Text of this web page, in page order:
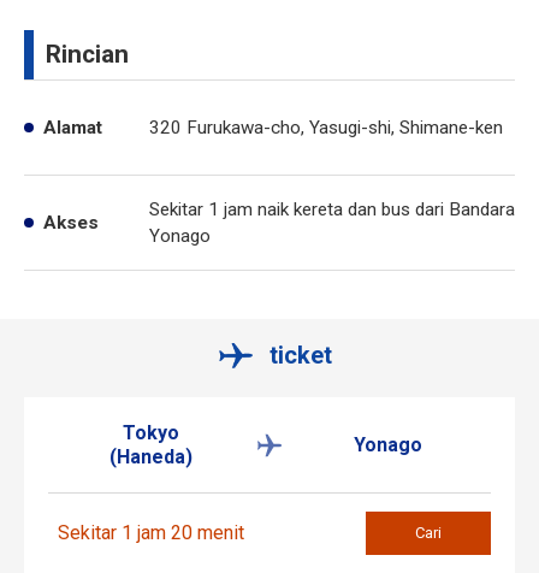
Rincian
Alamat 320 Furukawa-cho, Yasugi-shi, Shimane-ken
Akses
Sekitar 1 jam naik kereta dan bus dari Bandara
Yonago
ticket
Tokyo
(Haneda)
Yonago
Sekitar 1 jam 20 menit Cari